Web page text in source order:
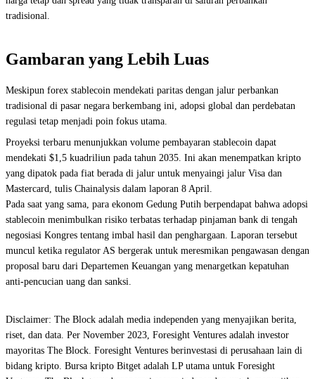
tradisional.
Gambaran yang Lebih Luas
Meskipun forex stablecoin mendekati paritas dengan jalur perbankan
tradisional di pasar negara berkembang ini, adopsi global dan perdebatan
regulasi tetap menjadi poin fokus utama.
Proyeksi terbaru menunjukkan volume pembayaran stablecoin dapat
mendekati $1,5 kuadriliun pada tahun 2035. Ini akan menempatkan kripto
yang dipatok pada fiat berada di jalur untuk menyaingi jalur Visa dan
Mastercard, tulis Chainalysis dalam laporan 8 April.
Pada saat yang sama, para ekonom Gedung Putih berpendapat bahwa adopsi
stablecoin menimbulkan risiko terbatas terhadap pinjaman bank di tengah
negosiasi Kongres tentang imbal hasil dan penghargaan. Laporan tersebut
muncul ketika regulator AS bergerak untuk meresmikan pengawasan dengan
proposal baru dari Departemen Keuangan yang menargetkan kepatuhan
anti-pencucian uang dan sanksi.
Disclaimer: The Block adalah media independen yang menyajikan berita,
riset, dan data. Per November 2023, Foresight Ventures adalah investor
mayoritas The Block. Foresight Ventures berinvestasi di perusahaan lain di
bidang kripto. Bursa kripto Bitget adalah LP utama untuk Foresight